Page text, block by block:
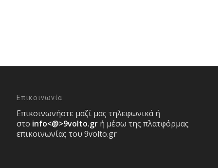
Επικοινωνία
Επικοινωνήστε μαζί μας τηλεφωνικά ή
στο info<@>9volto.gr ή μέσω της πλατφόρμας
επικοινωνίας του 9volto.gr